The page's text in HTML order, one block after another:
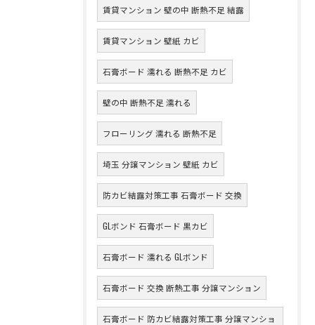
賃貸マンション 壁の中 断熱不足 結露
賃貸マンション 壁紙 カビ
石膏ボード 濡れる 断熱不足 カビ
壁の中 断熱不足 濡れる
フローリング 濡れる 断熱不足
埼玉 分譲マンション 壁紙 カビ
防カビ結露対策工事 石膏ボード 交換
GLボンド 石膏ボード 黒カビ
石膏ボード 濡れる GLボンド
石膏ボード 交換 断熱工事 分譲マンション
石膏ボード 防カビ結露対策工事 分譲マンショ